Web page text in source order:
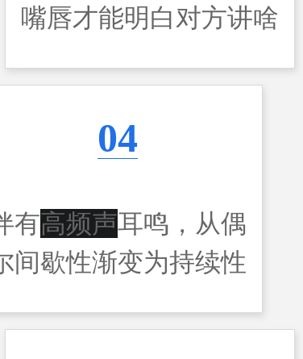
嘴唇才能明白对方讲啥
04
有高频声耳鸣，从偶
间歇性渐变为持续性